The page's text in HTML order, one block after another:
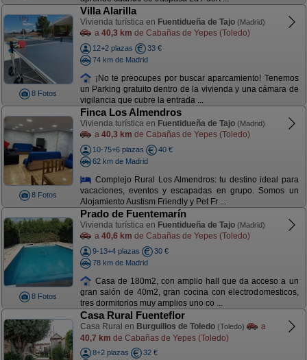
8 Fotos
Villa Alarilla
Vivienda turística en Fuentidueña de Tajo (Madrid)
a 40,3 km de Cabañas de Yepes (Toledo)
12+2 plazas
33 €
74 km de Madrid
¡No te preocupes por buscar aparcamiento! Tenemos
un Parking gratuito dentro de la vivienda y una cámara de
vigilancia que cubre la entrada ...
8 Fotos
Finca Los Almendros
Vivienda turística en Fuentidueña de Tajo (Madrid)
a 40,3 km de Cabañas de Yepes (Toledo)
10-75+6 plazas
40 €
62 km de Madrid
Complejo Rural Los Almendros: tu destino ideal para
vacaciones, eventos y escapadas en grupo. Somos un
Alojamiento Austism Friendly y Pet Fr ...
8 Fotos
Prado de Fuentemarín
Vivienda turística en Fuentidueña de Tajo (Madrid)
a 40,6 km de Cabañas de Yepes (Toledo)
9-13+4 plazas
30 €
78 km de Madrid
Casa de 180m2, con amplio hall que da acceso a un
gran salón de 40m2, gran cocina con electrodomesticos,
tres dormitorios muy amplios uno co ...
Casa Rural Fuenteflor
Casa Rural en Burguillos de Toledo (Toledo)
a
40,7 km de Cabañas de Yepes (Toledo)
8+2 plazas
32 €